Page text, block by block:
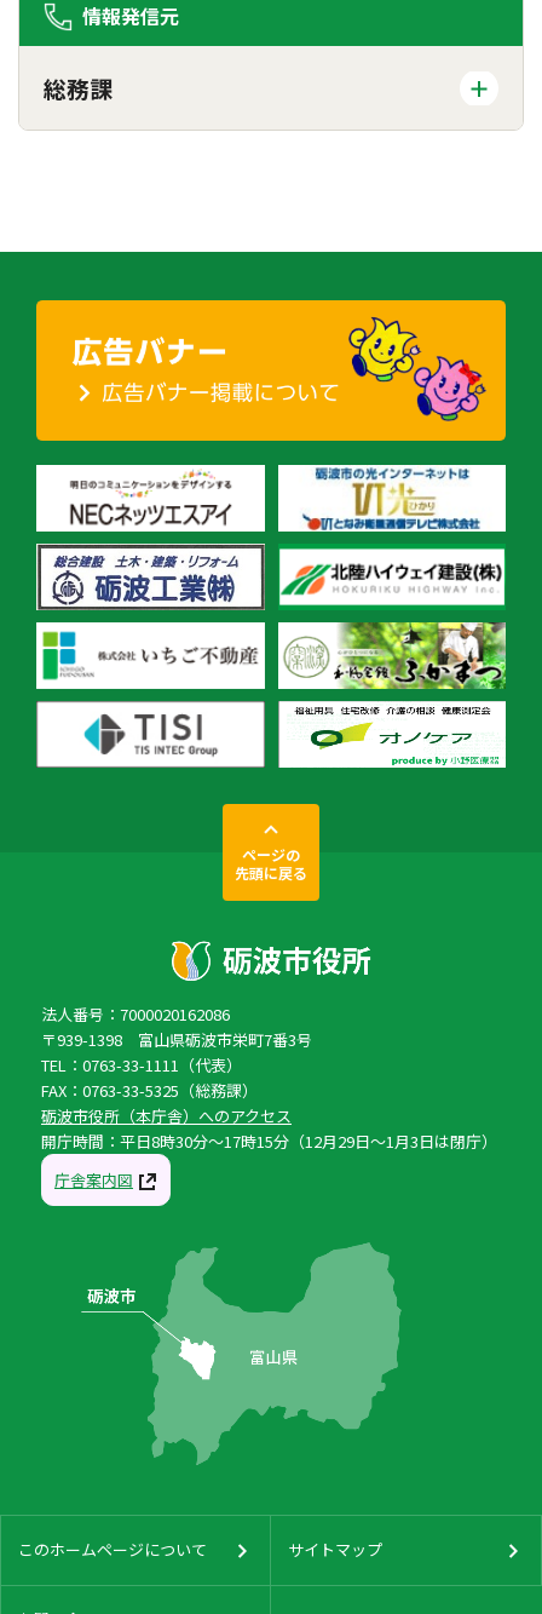
情報発信元
総務課
ページの
先頭に戻る
法人番号：7000020162086
〒939-1398 富山県砺波市栄町7番3号
TEL：0763-33-1111（代表）
FAX：0763-33-5325（総務課）
砺波市役所（本庁舎）へのアクセス
開庁時間：平日8時30分〜17時15分（12月29日〜1月3日は閉庁）
庁舎案内図
このホームページについて サイトマップ